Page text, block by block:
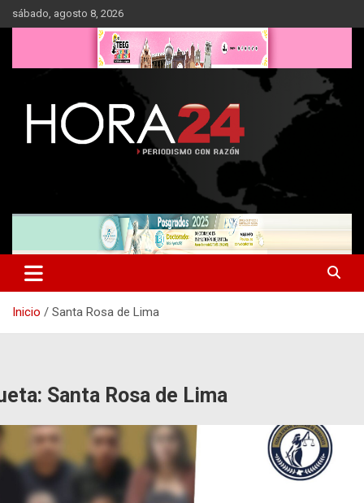
Saltar
al
sábado, agosto 8, 2026
Inicio Santa Rosa de Lima
Santa Rosa de Lima